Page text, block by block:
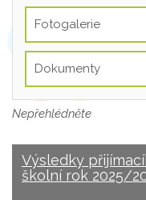
Fotogalerie
Dokumenty
Nepřehlédněte
Výsledky
školní rok 2025/